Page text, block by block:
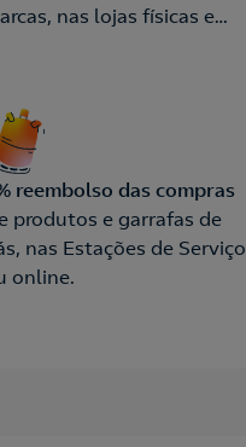
nas lojas físicas e
reembolso das compras
produtos e garrafas de
nas Estações de Serviço
online.